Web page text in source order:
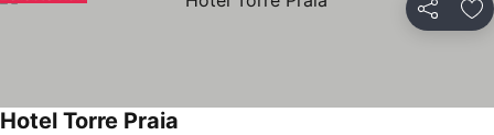
Teilen
Hotel Torre Praia